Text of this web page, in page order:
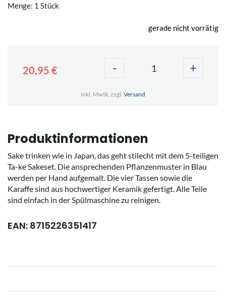
Menge: 1 Stück
gerade nicht vorrätig
20,95 € - +
inkl. MwSt. zzgl. Versand
Produktinformationen
Sake trinken wie in Japan, das geht stilecht mit dem 5-teiligen
Ta-ke Sakeset. Die ansprechenden Pflanzenmuster in Blau
werden per Hand aufgemalt. Die vier Tassen sowie die
Karaffe sind aus hochwertiger Keramik gefertigt. Alle Teile
sind einfach in der Spülmaschine zu reinigen.
EAN: 8715226351417